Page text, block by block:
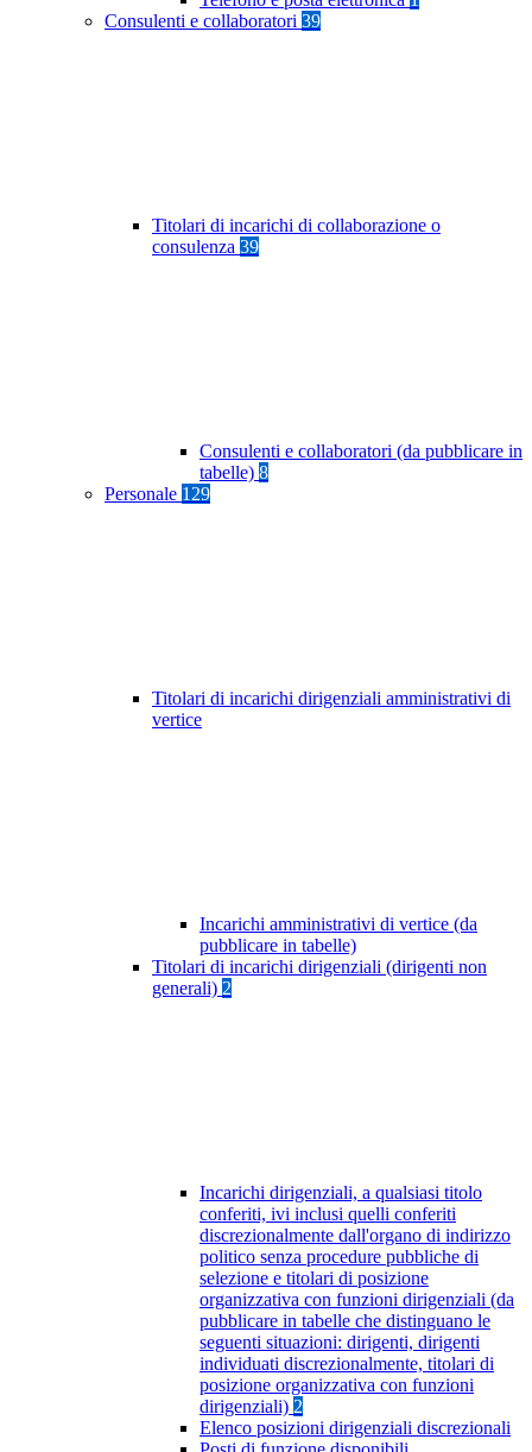
Consulenti e collaboratori 39
Titolari di incarichi di collaborazione o
consulenza 39
Consulenti e collaboratori (da pubblicare in
tabelle) 8
Personale 129
Titolari di incarichi dirigenziali amministrativi di
vertice
Incarichi amministrativi di vertice (da
pubblicare in tabelle)
Titolari di incarichi dirigenziali (dirigenti non
generali) 2
Incarichi dirigenziali, a qualsiasi titolo
conferiti, ivi inclusi quelli conferiti
discrezionalmente dall'organo di indirizzo
politico senza procedure pubbliche di
selezione e titolari di posizione
organizzativa con funzioni dirigenziali (da
pubblicare in tabelle che distinguano le
seguenti situazioni: dirigenti, dirigenti
individuati discrezionalmente, titolari di
posizione organizzativa con funzioni
dirigenziali) 2
Elenco posizioni dirigenziali discrezionali